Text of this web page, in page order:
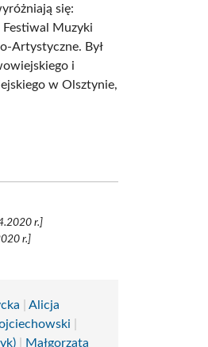
się:
Muzyki
Artystyczne. Był
i
w Olsztynie,
r.]
r.]
|Alicja
Małgorzata